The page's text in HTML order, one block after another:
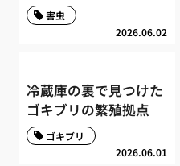
2026.06.02
害虫
冷蔵庫の裏で見つけた
ゴキブリの繁殖拠点
2026.06.01
ゴキブリ